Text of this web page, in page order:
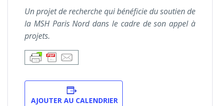
Un projet de recherche qui bénéficie du soutien de
la MSH Paris Nord dans le cadre de son appel à
projets.
AJOUTER AU CALENDRIER